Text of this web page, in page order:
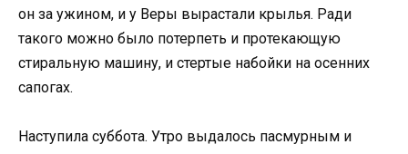
он за ужином, и у Веры вырастали крылья. Ради
такого можно было потерпеть и протекающую
стиральную машину, и стертые набойки на осенних
сапогах.
Наступила суббота. Утро выдалось пасмурным и